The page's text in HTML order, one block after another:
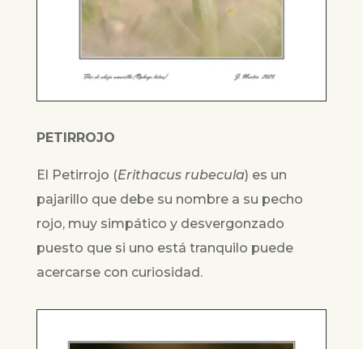
PETIRROJO
El Petirrojo (Erithacus rubecula) es un
pajarillo que debe su nombre a su pecho
rojo, muy simpático y desvergonzado
puesto que si uno está tranquilo puede
acercarse con curiosidad.